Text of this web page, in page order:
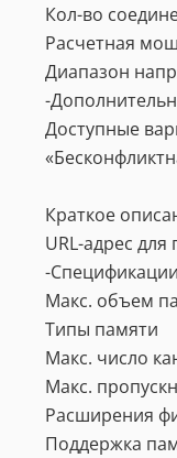
Кол-во
Расчетная
Диапазон
-
Доступные
Краткое
URL-адрес
-
Макс. объем
Типы памяти
Макс. число
Макс.
Расширения
Поддержка